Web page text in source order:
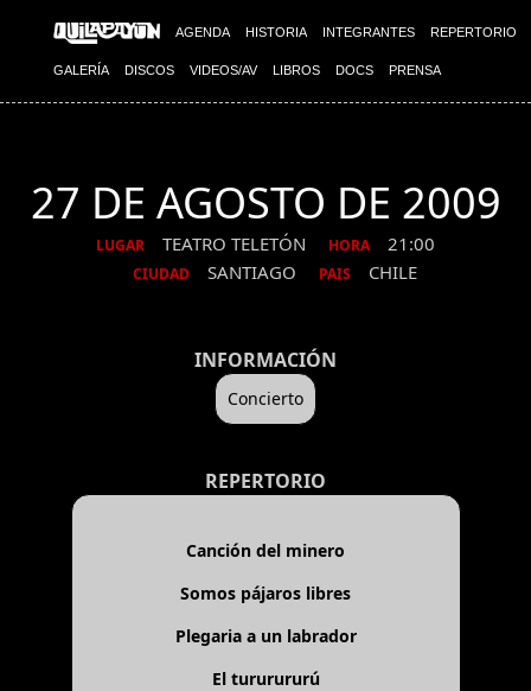
AGENDA HISTORIA INTEGRANTES REPERTORIO
GALERÍA DISCOS VIDEOS/AV LIBROS DOCS PRENSA
27 DE AGOSTO DE 2009
LUGAR TEATRO TELETÓN HORA 21:00
CIUDAD SANTIAGO PAIS CHILE
INFORMACIÓN
Concierto
REPERTORIO
Canción del minero
Somos pájaros libres
Plegaria a un labrador
El tururururú